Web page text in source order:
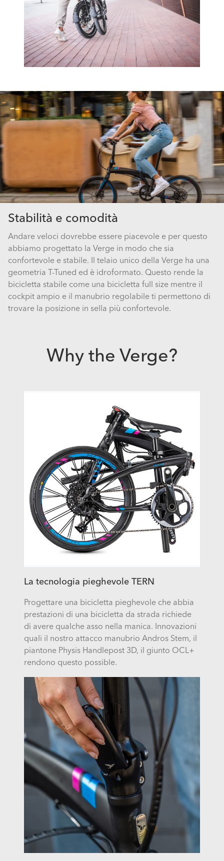
Stabilità e comodità
Andare veloci dovrebbe essere piacevole e per questo
abbiamo progettato la Verge in modo che sia
confortevole e stabile. Il telaio unico della Verge ha una
geometria T-Tuned ed è idroformato. Questo rende la
bicicletta stabile come una bicicletta full size mentre il
cockpit ampio e il manubrio regolabile ti permettono di
trovare la posizione in sella più confortevole.
Why the Verge?
La tecnologia pieghevole TERN
Progettare una bicicletta pieghevole che abbia
prestazioni di una bicicletta da strada richiede
di avere qualche asso nella manica. Innovazioni
quali il nostro attacco manubrio Andros Stem, il
piantone Physis Handlepost 3D, il giunto OCL+
rendono questo possible.